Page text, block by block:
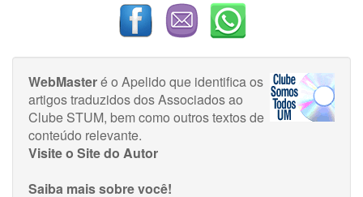
WebMasteré o Apelido que identifica os
artigos traduzidos dos Associados ao
Clube STUM, bem como outros textos de
conteúdo relevante.
Visite o Site do Autor
Saiba mais sobre você!